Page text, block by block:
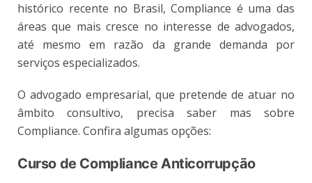
histórico recente no Brasil, Compliance é uma das
áreas que mais cresce no interesse de advogados,
até mesmo em razão da grande demanda por
serviços especializados.
O advogado empresarial, que pretende de atuar no
âmbito consultivo, precisa saber mas sobre
Compliance. Confira algumas opções:
Curso de Compliance Anticorrupção